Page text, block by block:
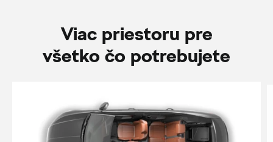
Viac priestoru pre
všetko čo potrebujete